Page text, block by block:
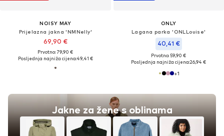
NOISY MAY
Prijelazna jakna 'NMNelly'
69,90 €
Prvotno: 79,90 €
Posljednja najniža cijena:49,41 €
ONLY
Lagana parka 'ONLLouise'
40,41 €
Prvotno: 59,90 €
Posljednja najniža cijena:26,94 €
+1
Jakne za žene s oblinama